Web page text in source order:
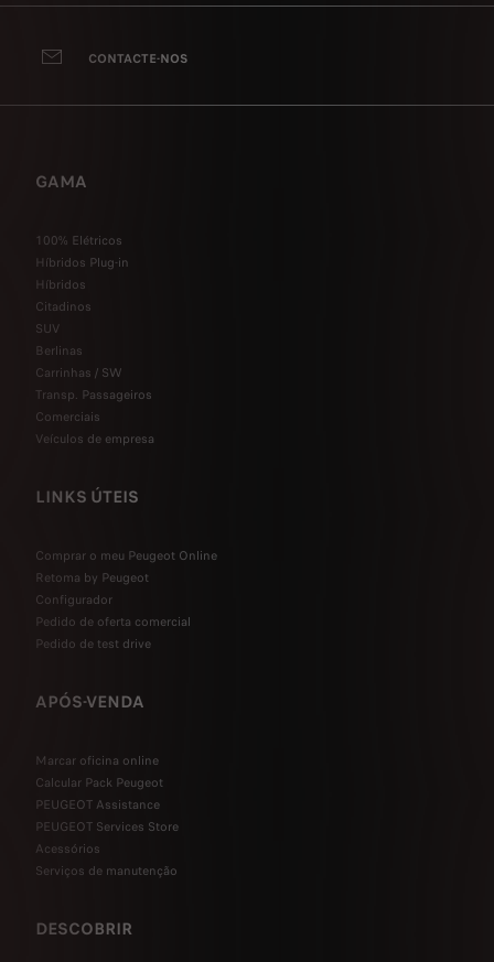
CONTACTE-NOS
GAMA
100% Elétricos
Híbridos Plug-in
Híbridos
Citadinos
SUV
Berlinas
Carrinhas / SW
Transp. Passageiros
Comerciais
Veículos de empresa
LINKS ÚTEIS
Comprar o meu Peugeot Online
Retoma by Peugeot
Configurador
Pedido de oferta comercial
Pedido de test drive
APÓS-VENDA
Marcar oficina online
Calcular Pack Peugeot
PEUGEOT Assistance
PEUGEOT Services Store
Acessórios
Serviços de manutenção
DESCOBRIR